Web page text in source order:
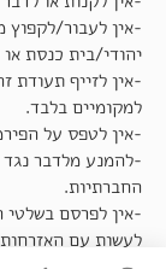
-אין לעבור/לקפוץ
יהודי/בית כנסת
-אין לזייף תעודת
למקומיים בלבד.
-אין לטפס על
-להמנע מלדבר נגד
החברתיות.
-אין לפרסם
לעשות עם